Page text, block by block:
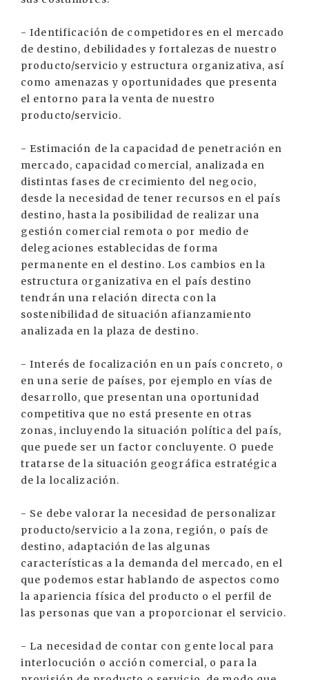
- Identificación de competidores en el mercado
de destino, debilidades y fortalezas de nuestro
producto/servicio y estructura organizativa, así
como amenazas y oportunidades que presenta
el entorno para la venta de nuestro
producto/servicio.
- Estimación de la capacidad de penetración en
mercado, capacidad comercial, analizada en
distintas fases de crecimiento del negocio,
desde la necesidad de tener recursos en el país
destino, hasta la posibilidad de realizar una
gestión comercial remota o por medio de
delegaciones establecidas de forma
permanente en el destino. Los cambios en la
estructura organizativa en el país destino
tendrán una relación directa con la
sostenibilidad de situación afianzamiento
analizada en la plaza de destino.
- Interés de focalización en un país concreto, o
en una serie de países, por ejemplo en vías de
desarrollo, que presentan una oportunidad
competitiva que no está presente en otras
zonas, incluyendo la situación política del país,
que puede ser un factor concluyente. O puede
tratarse de la situación geográfica estratégica
de la localización.
- Se debe valorar la necesidad de personalizar
producto/servicio a la zona, región, o país de
destino, adaptación de las algunas
características a la demanda del mercado, en el
que podemos estar hablando de aspectos como
la apariencia física del producto o el perfil de
las personas que van a proporcionar el servicio.
- La necesidad de contar con gente local para
interlocución o acción comercial, o para la